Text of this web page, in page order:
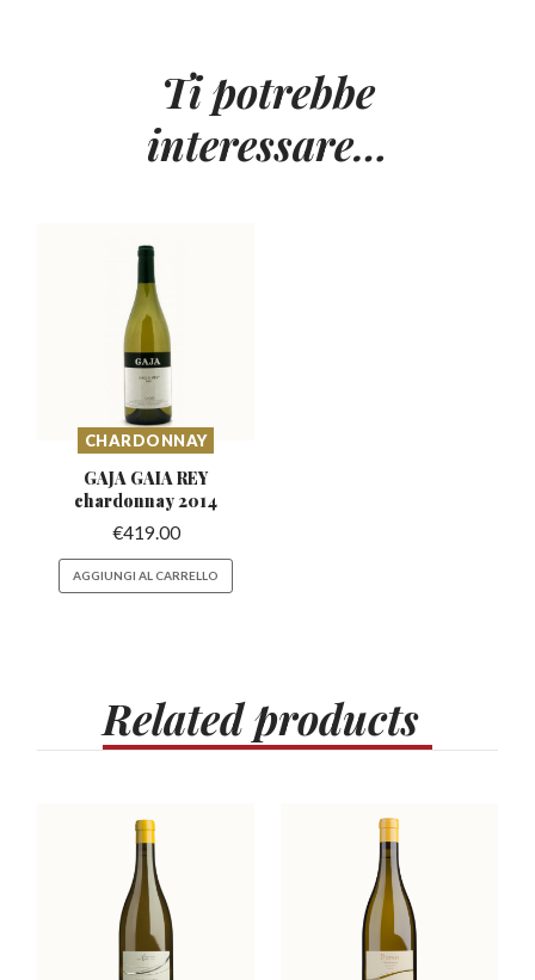
Ti potrebbe
interessare…
CHARDONNAY
GAJA GAIA REY
chardonnay 2014
€419.00
AGGIUNGI AL CARRELLO
Relatedproducts